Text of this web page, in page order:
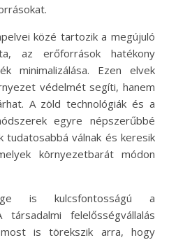
közé tartozik a megújuló
az erőforrások hatékony
minimalizálása. Ezen elvek
védelmét segíti, hanem
A zöld technológiák és a
egyre népszerűbbé
tudatosabbá válnak és keresik
környezetbarát módon
is kulcsfontosságú a
felelősségvállalás
is törekszik arra, hogy